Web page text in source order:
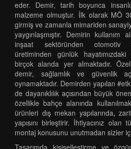
eder. Demir, tarih boyunca
malzeme olmuştur. İlk olarak MÖ
girmiş ve zamanla mimariden
yaygınlaşmıştır. Demirin kullanım
inşaat sektöründen otomotiv
üretiminden günlük
birçok alanda yer almaktadır.
demir, sağlamlık ve güvenlik
oynamaktadır. Demirden yapılan
de dayanıklılık açısından büyük
özellikle bahçe alanında
ürünleri dış mekan yapılarında,
yapısını birleştirir. İhtiyacınız
montaj konusunu unutmadan sizler
Tasarımda kişiselleştirme ve